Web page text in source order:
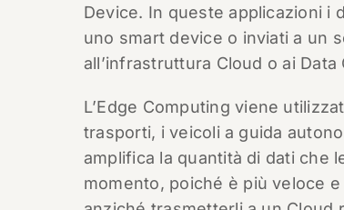
Device. In queste applicazioni i
uno smart device o inviati a un
all’infrastruttura Cloud o ai
L’Edge Computing viene
trasporti, i veicoli a guida
amplifica la quantità di dati che
momento, poiché è più veloce